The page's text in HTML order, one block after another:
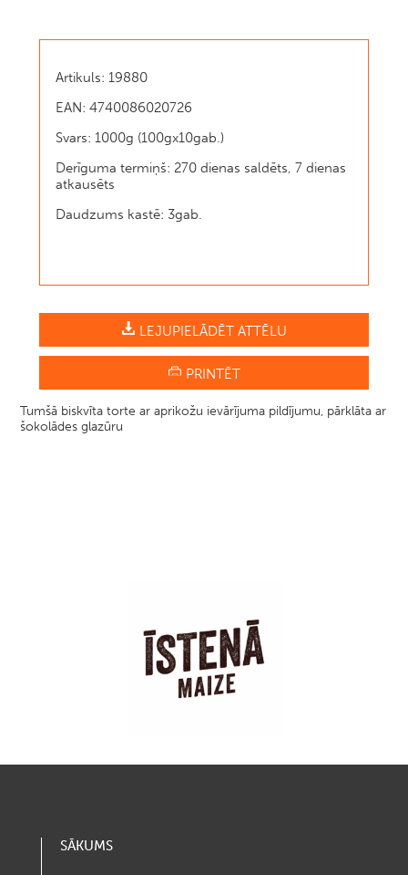
Artikuls: 19880
EAN: 4740086020726
Svars: 1000g (100gx10gab.)
Derīguma termiņš: 270 dienas saldēts, 7 dienas
atkausēts
Daudzums kastē: 3gab.
LEJUPIELĀDĒT ATTĒLU
PRINTĒT
Tumšā biskvīta torte ar aprikožu ievārījuma pildījumu, pārklāta ar
šokolādes glazūru
SĀKUMS